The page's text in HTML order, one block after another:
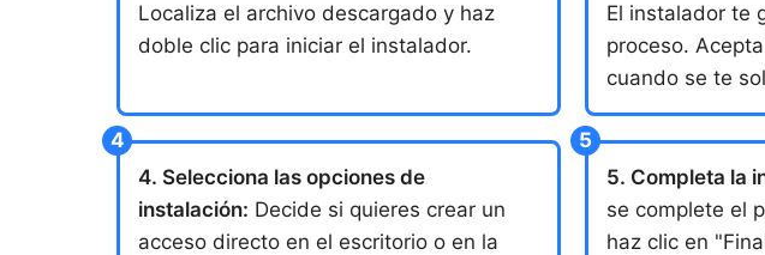
Localiza el archivo descargado y haz
doble clic para iniciar el instalador.
El instalador te
proceso.
cuando se te
4. Selecciona las opciones de
instalación: Decide si quieres crear un
acceso directo en el escritorio o en la
5. Completa la
se complete el
haz clic en